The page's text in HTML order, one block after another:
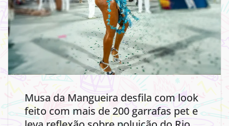
Musa da Mangueira desfila com look
feito com mais de 200 garrafas pet e